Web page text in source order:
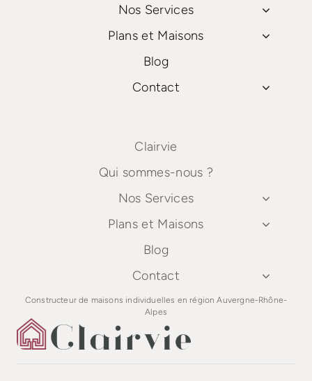
Nos Services
Plans et Maisons
Blog
Contact
Clairvie
Qui sommes-nous ?
Nos Services
Plans et Maisons
Blog
Contact
Constructeur de maisons individuelles en région Auvergne-Rhône-
Alpes